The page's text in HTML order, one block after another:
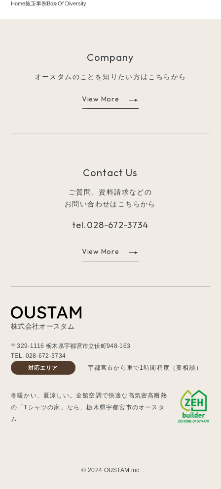
Home施工事例Box Of Diversity
Company
オースタムのことを知りたい方はこちらから
View More
Contact Us
ご質問、資料請求などの
お問い合わせはこちらから
tel.028-672-3734
View More
株式会社オースタム
〒329-1116 栃木県宇都宮市立伏町948-163
TEL. 028-672-3734
対応エリア 宇都宮市から車で1時間程度（要相談）
冬暖かい、夏涼しい。全館空調で快適な高気密高断熱
の「Tシャツの家」なら、栃木県宇都宮市のオースタ
ム
© 2024 OUSTAM inc